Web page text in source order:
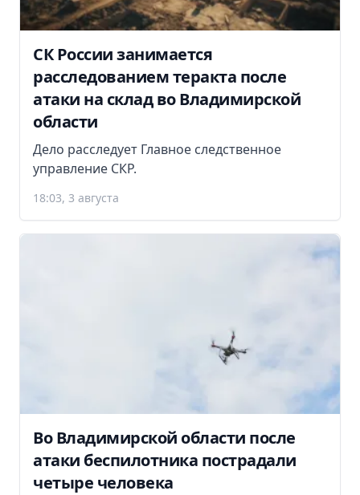
СК России занимается
расследованием теракта после
атаки на склад во Владимирской
области
Дело расследует Главное следственное
управление СКР.
18:03, 3 августа
Во Владимирской области после
атаки беспилотника пострадали
четыре человека